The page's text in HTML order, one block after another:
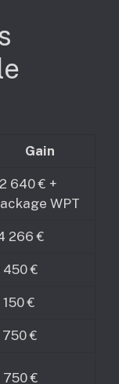
Gain
640 € +
WPT
266 €
450 €
150 €
750 €
750 €